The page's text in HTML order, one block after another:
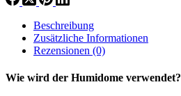
Beschreibung
Zusätzliche Informationen
Rezensionen (0)
Wie wird der Humidome verwendet?